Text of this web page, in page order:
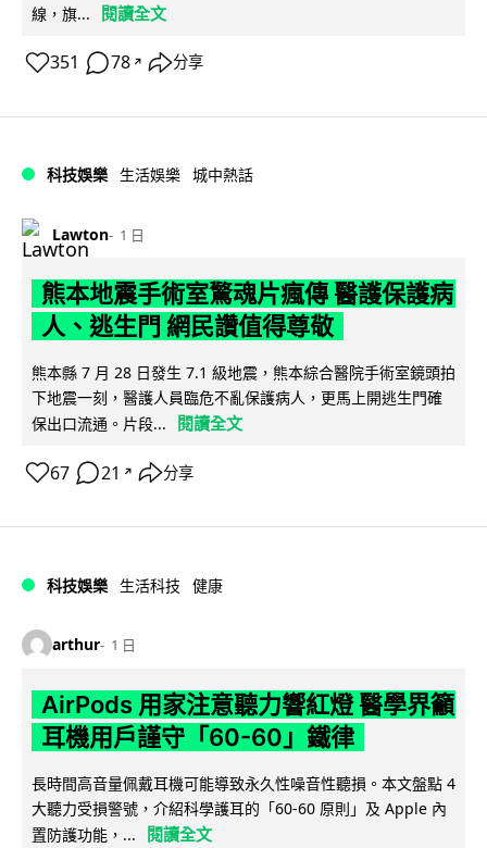
線，旗...
閱讀全文
351 78 ↗ 分享
科技娛樂 生活娛樂 城中熱話
Lawton 1 日
熊本地震手術室驚魂片瘋傳 醫護保護病
人、逃生門 網民讚值得尊敬
熊本縣 7 月 28 日發生 7.1 級地震，熊本綜合醫院手術室鏡頭拍
下地震一刻，醫護人員臨危不亂保護病人，更馬上開逃生門確
保出口流通。片段...
閱讀全文
67 21 ↗ 分享
科技娛樂 生活科技 健康
arthur 1 日
AirPods 用家注意聽力響紅燈 醫學界籲
耳機用戶謹守「60-60」鐵律
長時間高音量佩戴耳機可能導致永久性噪音性聽損。本文盤點 4
大聽力受損警號，介紹科學護耳的「60-60 原則」及 Apple 內
置防護功能，...
閱讀全文